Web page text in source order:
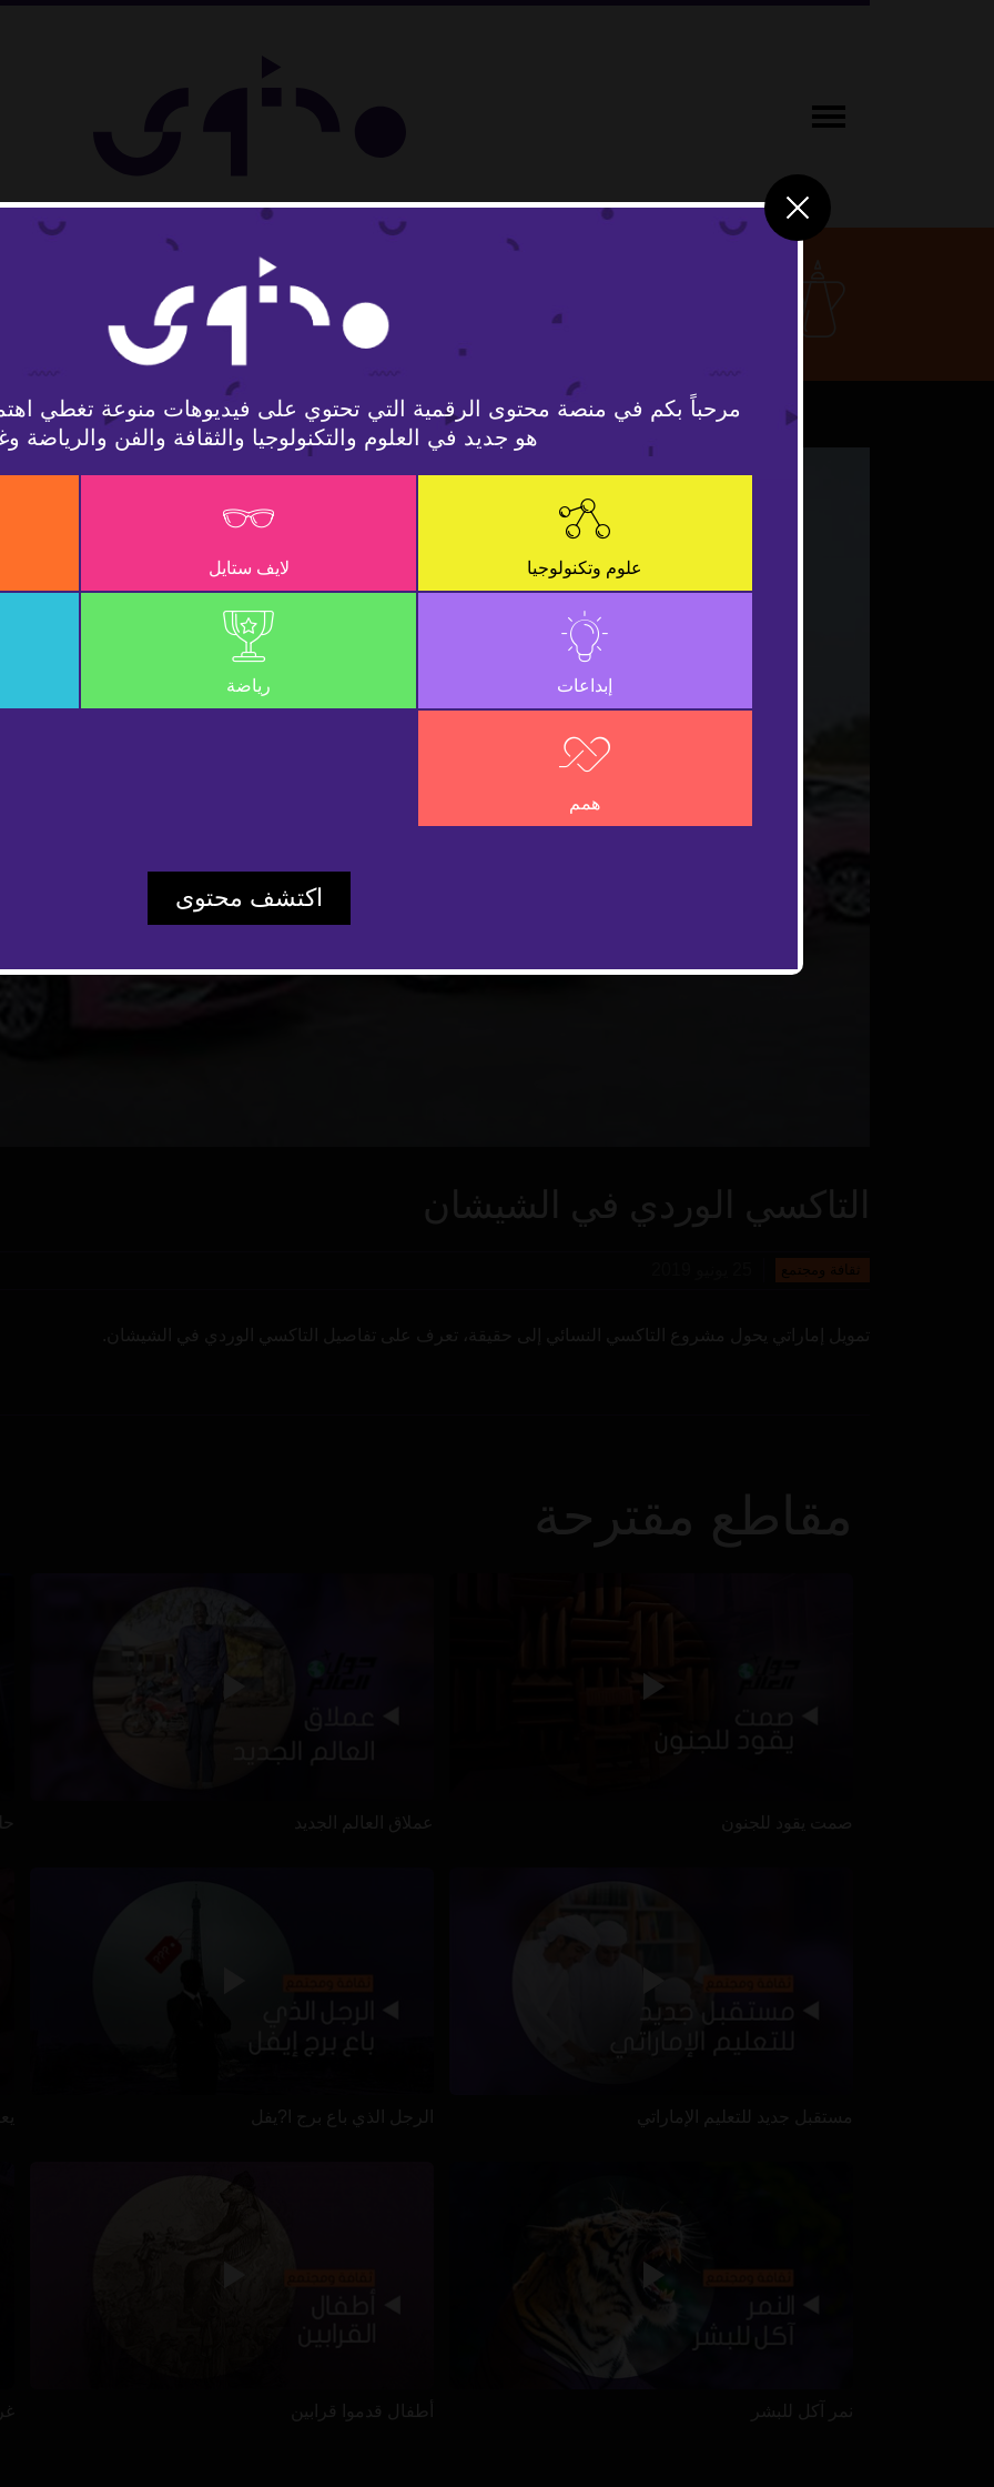
ثقافة ومجتمع
Play
Video
التاكسي الوردي في الشيشان
ثقافة ومجتمع
تمويل إماراتي يحول مشروع التاكسي النسائي إلى حقيقة، تعرف على تفاصيل التاكسي الوردي في الشيشان.
مقاطع مقترحة
صمت يقود للجنون عملاق العالم الجديد
مستقبل جديد للتعليم الإماراتي الرجل الذي باع برج ا?يفل
نمر آكل للبشر أطفال قدموا قرابين
مرحباً بكم في منصة محتوى الرقمية التي تحتوي على فيديوهات منوعة تغطي
هو جديد في العلوم والتكنولوجيا والثقافة والفن والرياضة
علوم وتكنولوجيا لايف ستايل
إبداعات رياضة
همم
اكتشف محتوى